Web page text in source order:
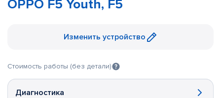
OPPO F5 Youth, F5
Изменить устройство
Стоимость работы (без детали)
Диагностика